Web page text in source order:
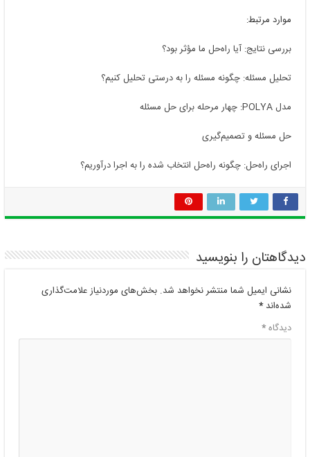
موارد مرتبط:
بررسی نتایج: آیا راه‌حل ما مؤثر بود؟
تحلیل مسئله: چگونه مسئله را به درستی تحلیل کنیم؟
مدل POLYA: چهار مرحله برای حل مسئله
حل مسئله و تصمیم‌گیری
اجرای راه‌حل: چگونه راه‌حل انتخاب شده را به اجرا درآوریم؟
دیدگاهتان را بنویسید
نشانی ایمیل شما منتشر نخواهد شد. بخش‌های موردنیاز علامت‌گذاری
شده‌اند*
دیدگاه*